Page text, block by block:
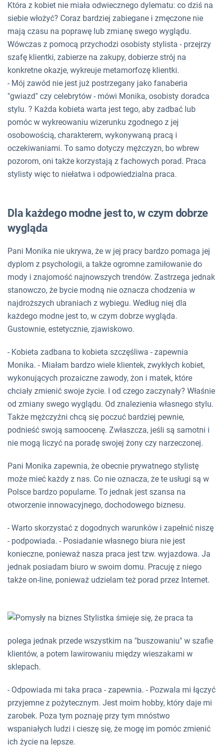
Która z kobiet nie miała odwiecznego dylematu: co dziś na
siebie włożyć? Coraz bardziej zabiegane i zmęczone nie
mają czasu na poprawę lub zmianę swego wyglądu.
Wówczas z pomocą przychodzi osobisty stylista - przejrzy
szafę klientki, zabierze na zakupy, dobierze strój na
konkretne okazje, wykreuje metamorfozę klientki.
- Mój zawód nie jest już postrzegany jako fanaberia
"gwiazd" czy celebrytów - mówi Monika, osobisty doradca
stylu. ? Każda kobieta warta jest tego, aby zadbać lub
pomóc w wykreowaniu wizerunku zgodnego z jej
osobowością, charakterem, wykonywaną pracą i
oczekiwaniami. To samo dotyczy mężczyzn, bo wbrew
pozorom, oni także korzystają z fachowych porad. Praca
stylisty więc to niełatwa i odpowiedzialna praca.
Dla każdego modne jest to, w czym dobrze
wygląda
Pani Monika nie ukrywa, że w jej pracy bardzo pomaga jej
dyplom z psychologii, a także ogromne zamiłowanie do
mody i znajomość najnowszych trendów. Zastrzega jednak
stanowczo, że bycie modną nie oznacza chodzenia w
najdroższych ubraniach z wybiegu. Według niej dla
każdego modne jest to, w czym dobrze wygląda.
Gustownie, estetycznie, zjawiskowo.
- Kobieta zadbana to kobieta szczęśliwa - zapewnia
Monika. - Miałam bardzo wiele klientek, zwykłych kobiet,
wykonujących prozaiczne zawody, żon i matek, które
chciały zmienić swoje życie. I od czego zaczynały? Właśnie
od zmiany swego wyglądu. Od znalezienia własnego stylu.
Także mężczyźni chcą się poczuć bardziej pewnie,
podnieść swoją samoocenę. Zwłaszcza, jeśli są samotni i
nie mogą liczyć na poradę swojej żony czy narzeczonej.
Pani Monika zapewnia, że obecnie prywatnego stylistę
może mieć każdy z nas. Co nie oznacza, że te usługi są w
Polsce bardzo popularne. To jednak jest szansa na
otworzenie innowacyjnego, dochodowego biznesu.
- Warto skorzystać z dogodnych warunków i zapełnić niszę
- podpowiada. - Posiadanie własnego biura nie jest
konieczne, ponieważ nasza praca jest tzw. wyjazdowa. Ja
jednak posiadam biuro w swoim domu. Pracuję z niego
także on-line, ponieważ udzielam też porad przez Internet.
Stylistka śmieje się, że praca ta
polega jednak przede wszystkim na "buszowaniu" w szafie
klientów, a potem lawirowaniu między wieszakami w
sklepach.
- Odpowiada mi taka praca - zapewnia. - Pozwala mi łączyć
przyjemne z pożytecznym. Jest moim hobby, który daje mi
zarobek. Poza tym poznaję przy tym mnóstwo
wspaniałych ludzi i cieszę się, że mogę im pomóc zmienić
ich życie na lepsze.